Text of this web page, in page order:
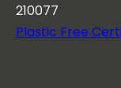
210077
Plastic Free